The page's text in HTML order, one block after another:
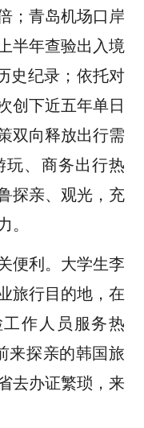
；青岛机场口岸
半年查验出入境
史纪录；依托对
创下近五年单日
双向释放出行需
玩、商务出行热
探亲、观光，充
便利。大学生李
旅行目的地，在
作人员服务热
来探亲的韩国旅
去办证繁琐，来